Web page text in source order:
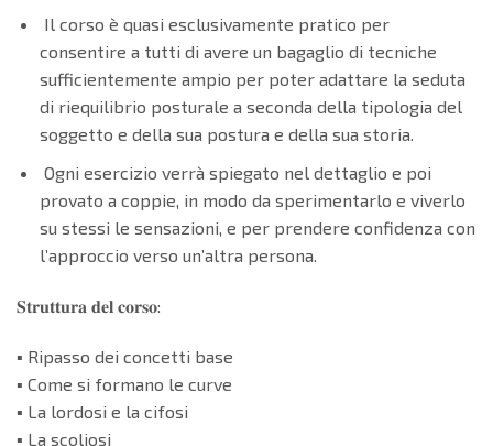
Il corso è quasi esclusivamente pratico per
consentire a tutti di avere un bagaglio di tecniche
sufficientemente ampio per poter adattare la seduta
di riequilibrio posturale a seconda della tipologia del
soggetto e della sua postura e della sua storia.
Ogni esercizio verrà spiegato nel dettaglio e poi
provato a coppie, in modo da sperimentarlo e viverlo
su stessi le sensazioni, e per prendere confidenza con
l’approccio verso un’altra persona.
𝐒𝐭𝐫𝐮𝐭𝐭𝐮𝐫𝐚 𝐝𝐞𝐥 𝐜𝐨𝐫𝐬𝐨:
▪️ Ripasso dei concetti base
▪️ Come si formano le curve
▪️ La lordosi e la cifosi
▪️ La scoliosi